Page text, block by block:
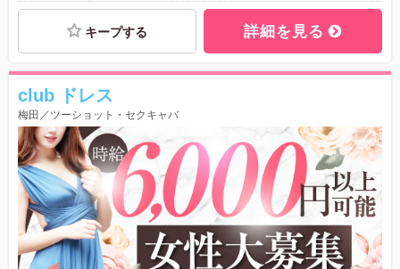
キープする 詳細を見る
club ドレス
梅田／ツーショット・セクキャバ